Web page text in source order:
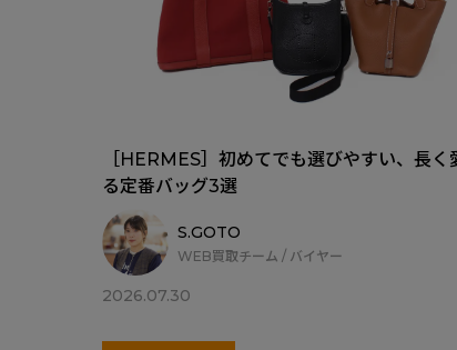
［HERMES］初めてでも選びやすい、長く
る定番バッグ3選
S.GOTO
WEB買取チーム / バイヤー
2026.07.30